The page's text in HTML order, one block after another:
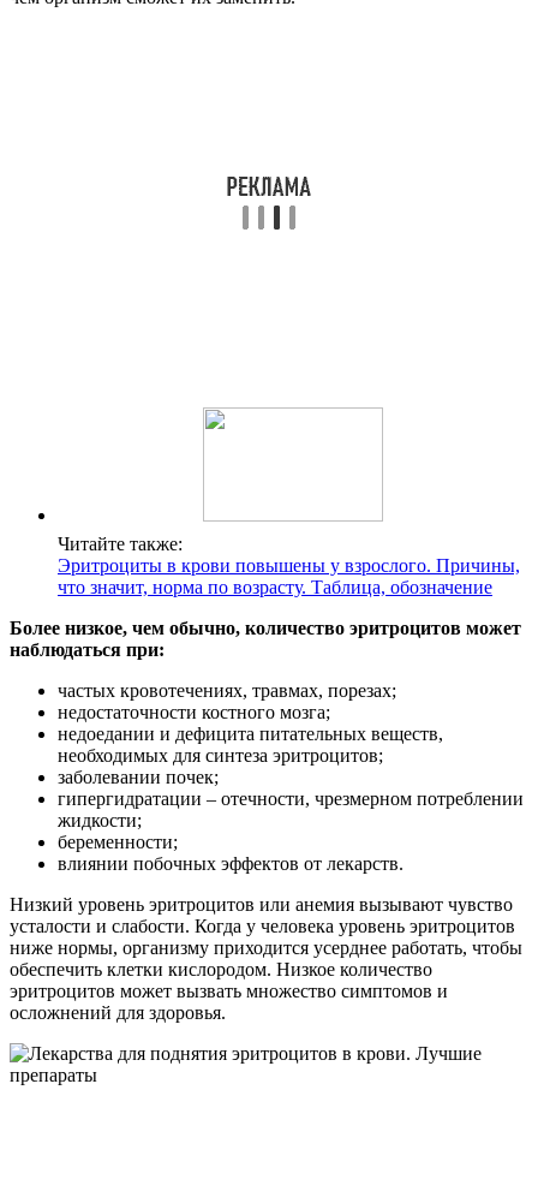
Читайте также:
Эритроциты в крови повышены у взрослого. Причины,
что значит, норма по возрасту. Таблица, обозначение
Более низкое, чем обычно, количество эритроцитов может
наблюдаться при:
частых кровотечениях, травмах, порезах;
недостаточности костного мозга;
недоедании и дефицита питательных веществ,
необходимых для синтеза эритроцитов;
заболевании почек;
гипергидратации – отечности, чрезмерном потреблении
жидкости;
беременности;
влиянии побочных эффектов от лекарств.
Низкий уровень эритроцитов или анемия вызывают чувство
усталости и слабости. Когда у человека уровень эритроцитов
ниже нормы, организму приходится усерднее работать, чтобы
обеспечить клетки кислородом. Низкое количество
эритроцитов может вызвать множество симптомов и
осложнений для здоровья.